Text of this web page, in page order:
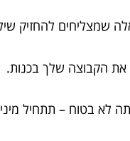
שמצליחים להחזיק
הקבוצה שלך בכנות.
לא בטוח – תתחיל